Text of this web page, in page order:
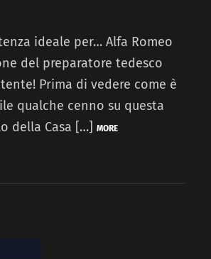
ideale per… Alfa Romeo
del preparatore tedesco
Prima di vedere come è
qualche cenno su questa
della Casa […] MORE